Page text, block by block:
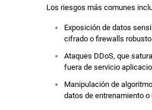
Los riesgos más comunes
Exposición de datos
cifrado o firewalls
Ataques DDoS, que
fuera de servicio
Manipulación de
datos de entrenamiento o